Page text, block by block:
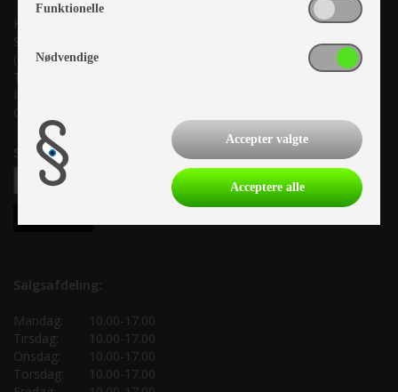
Kronjyllands Camping Center A/S
Suderholmen 10, 8960 Randers SØ
(Lige ud til Grenåvej)
Tlf. +45 87 10 98 70
Info@as-kcc.dk
CVR: 33 38 77 33
Samtykke til nyhedsbrev
Salgsafdeling:
Mandag:
10.00-17.00
Tirsdag:
10.00-17.00
Onsdag:
10.00-17.00
Torsdag:
10.00-17.00
Funktionelle
Nødvendige
Accepter valgte
Acceptere alle